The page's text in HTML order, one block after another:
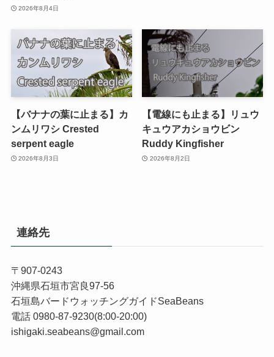
2026年8月4日
【バナナの葉に止まる】カ
ンムリワシ Crested
serpent eagle
2026年8月3日
【電線にも止まる】リュウ
キュウアカショウビン
Ruddy Kingfisher
2026年8月2日
連絡先
〒907-0243
沖縄県石垣市宮良97-56
石垣島バードウォッチングガイドSeaBeans
電話 0980-87-9230(8:00-20:00)
ishigaki.seabeans@gmail.com